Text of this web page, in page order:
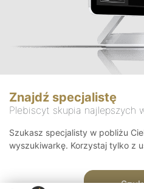
Znajdź specjalistę
Plebiscyt skupia najlepszych
Szukasz specjalisty w pobliżu
wyszukiwarkę. Korzystaj tylko z